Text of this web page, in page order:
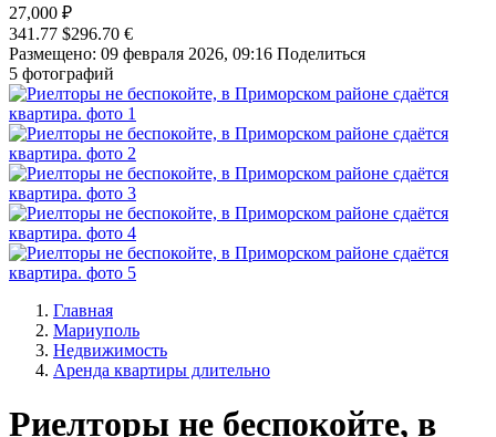
27,000 ₽
341.77 $296.70 €
Размещено: 09 февраля 2026, 09:16 Поделиться
5 фотографий
Главная
Мариуполь
Недвижимость
Аренда квартиры длительно
Риелторы не беспокойте, в